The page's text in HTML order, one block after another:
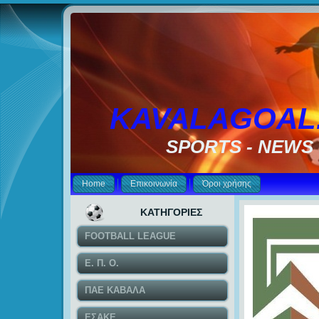
SPORTS - NEWS
Home Επικοινωνία Όροι χρήσης
ΚΑΤΗΓΟΡΙΕΣ
FOOTBALL LEAGUE
Ε. Π. Ο.
ΠΑΕ ΚΑΒΑΛΑ